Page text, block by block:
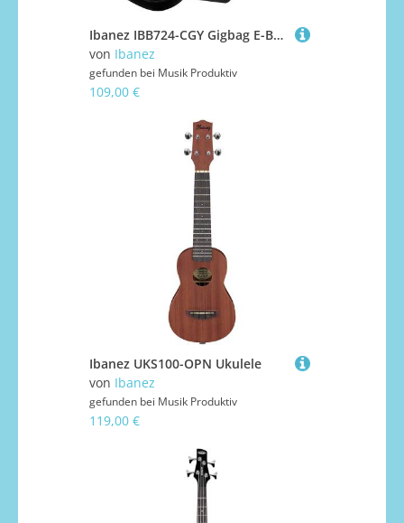
Ibanez IBB724-CGY Gigbag E-Bass
von Ibanez
gefunden bei Musik Produktiv
109,00 €
Ibanez UKS100-OPN Ukulele
von Ibanez
gefunden bei Musik Produktiv
119,00 €